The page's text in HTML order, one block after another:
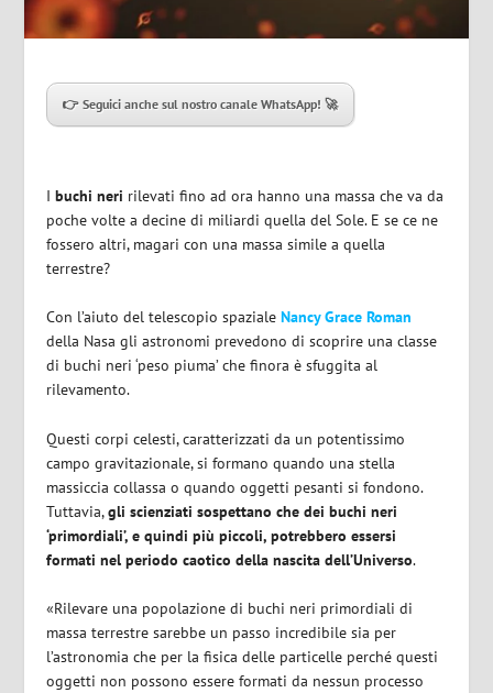
👉 Seguici anche sul nostro canale WhatsApp! 🚀
Ibuchi neri rilevati fino ad ora hanno una massa che va da
poche volte a decine di miliardi quella del Sole. E se ce ne
fossero altri, magari con una massa simile a quella
terrestre?
Con l’aiuto del telescopio spazialeNancy Grace Roman
della Nasa gli astronomi prevedono di scoprire una classe
di buchi neri ‘peso piuma’ che finora è sfuggita al
rilevamento.
Questi corpi celesti, caratterizzati da un potentissimo
campo gravitazionale, si formano quando una stella
massiccia collassa o quando oggetti pesanti si fondono.
Tuttavia,gli scienziati sospettano che dei buchi neri
‘primordiali’, e quindi più piccoli, potrebbero essersi
formati nel periodo caotico della nascita dell’Universo.
«Rilevare una popolazione di buchi neri primordiali di
massa terrestre sarebbe un passo incredibile sia per
l’astronomia che per la fisica delle particelle perché questi
oggetti non possono essere formati da nessun processo